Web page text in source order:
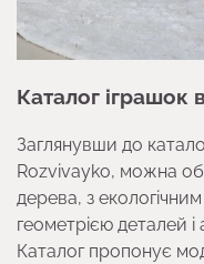
Каталог іграшок
Заглянувши до
Rozvivayko, можна
дерева, з
геометрією деталей і
Каталог пропонує